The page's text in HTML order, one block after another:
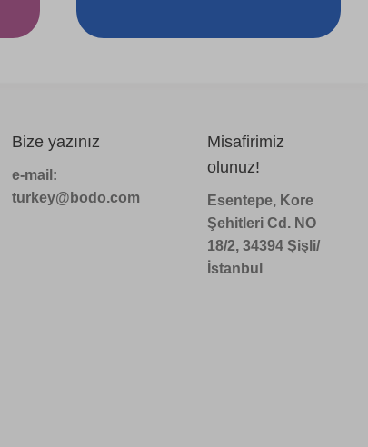
Bize yazınız
e-mail:
turkey@bodo.com
Misafirimiz
olunuz!
Esentepe, Kore
Şehitleri Cd. NO
18/2, 34394 Şişli/
İstanbul